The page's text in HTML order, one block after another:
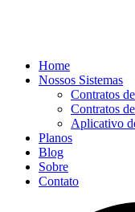
Home
Nossos Sistemas
Contratos
Contratos
Aplicativo
Planos
Blog
Sobre
Contato